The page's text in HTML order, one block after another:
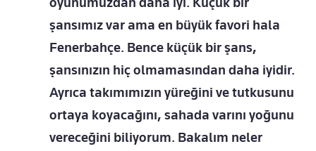
şansımız var ama en büyük favori hala
Fenerbahçe. Bence küçük bir şans,
şansınızın hiç olmamasından daha iyidir.
Ayrıca takımımızın yüreğini ve tutkusunu
ortaya koyacağını, sahada varını yoğunu
vereceğini biliyorum. Bakalım neler